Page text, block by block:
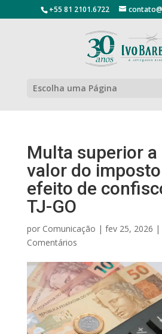
+55 81 2101.6722
Escolha uma Página
Multa superior a
valor do
efeito de
TJ-GO
por Comunicação | fev 25, 2026 |
Comentários